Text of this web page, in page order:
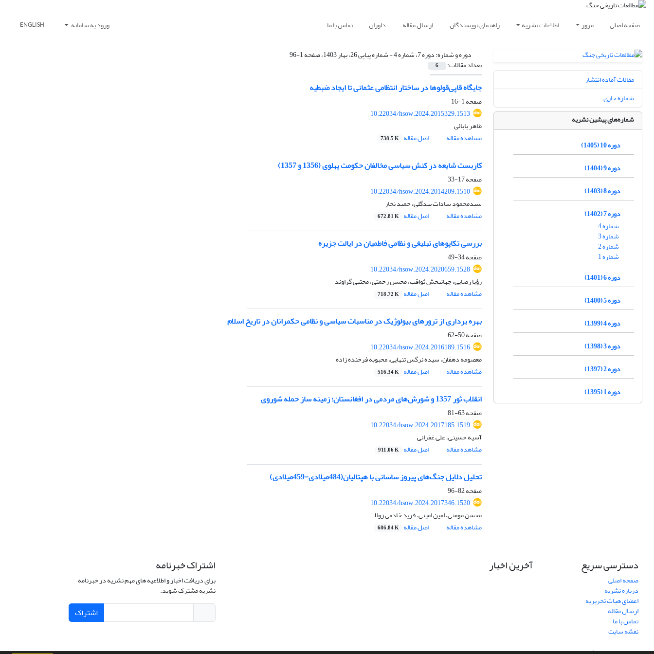
صفحه اصلی مرور اطلاعات نشریه راهنمای نویسندگان ارسال مقاله داوران تماس با ما ورود به سامانه ENGLISH
دوره و شماره:دوره 7، شماره 4 - شماره پیاپی 26، بهار 1403، صفحه 1-96
تعداد مقالات: 6
جایگاه قاپی‌قولوها در ساختار انتظامی عثمانی تا ایجاد ضبطیه
صفحه1-16
10.22034/hsow.2024.2015329.1513
طاهر بابائی
مشاهده مقاله
اصل مقاله 738.5 K
کاربست شایعه در کنش سیاسی مخالفان حکومت پهلوی (1356 و 1357)
صفحه17-33
10.22034/hsow.2024.2014209.1510
سیدمحمود سادات بیدگلی، حمید نجار
مشاهده مقاله
اصل مقاله 672.81 K
بررسی تکاپوهای تبلیغی و نظامی فاطمیان در ایالت جزیره
صفحه34-49
10.22034/hsow.2024.2020659.1528
رؤیا رضایی، جهانبخش ثواقب، محسن رحمتی، مجتبی گراوند
مشاهده مقاله
اصل مقاله 718.72 K
بهره برداری از ترورهای بیولوژیک در مناسبات سیاسی و نظامی حکمرانان در تاریخ اسلام
صفحه50-62
10.22034/hsow.2024.2016189.1516
معصومه دهقان، سیده نرگس تنهایی، محبوبه فرخنده زاده
مشاهده مقاله
اصل مقاله 516.34 K
انقلاب ثور 1357 و شورش‌های مردمی در افغانستان؛ زمینه ساز حمله شوروی
صفحه63-81
10.22034/hsow.2024.2017185.1519
آسیه حسینی، علی غفرانی
مشاهده مقاله
اصل مقاله 911.06 K
تحلیل دلایل جنگ‌های پیروز ساسانی با هپتالیان(484میلادی-459میلادی)
صفحه82-96
10.22034/hsow.2024.2017346.1520
محسن مومنی، امین امینی، فرید خادمی زولا
مشاهده مقاله
اصل مقاله 686.84 K
مقالات آماده انتشار
شماره جاری
شماره‌های پیشین نشریه
دوره 10 (1405)
دوره 9 (1404)
دوره 8 (1403)
دوره 7 (1402)
شماره 4
شماره 3
شماره 2
شماره 1
دوره 6 (1401)
دوره 5 (1400)
دوره 4 (1399)
دوره 3 (1398)
دوره 2 (1397)
دوره 1 (1395)
دسترسی سریع
صفحه اصلی
درباره نشریه
اعضای هیات تحریریه
ارسال مقاله
تماس با ما
نقشه سایت
آخرین اخبار اشتراک خبرنامه
برای دریافت اخبار و اطلاعیه های مهم نشریه در خبرنامه
نشریه مشترک شوید.
اشتراک